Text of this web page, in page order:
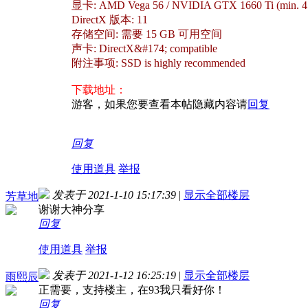
显卡: AMD Vega 56 / NVIDIA GTX 1660 Ti (min.
DirectX 版本: 11
存储空间: 需要 15 GB 可用空间
声卡: DirectX&#174; compatible
附注事项: SSD is highly recommended
下载地址：
游客，如果您要查看本帖隐藏内容请回复
回复
使用道具 举报
芳草地 发表于 2021-1-10 15:17:39 | 显示全部楼层
谢谢大神分享
回复
使用道具 举报
雨熙辰 发表于 2021-1-12 16:25:19 | 显示全部楼层
正需要，支持楼主，在93我只看好你！
回复